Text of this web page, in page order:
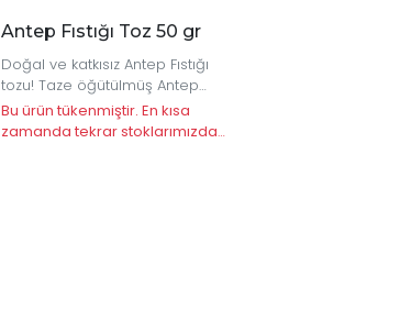
Antep Fıstığı Toz 50 gr
Doğal ve katkısız Antep Fıstığı
tozu! Taze öğütülmüş Antep
Fıstığı tozuyla tatlılarınıza ve
hamur işlerinize enfes bir lezzet
Bu ürün tükenmiştir. En kısa
zamanda tekrar stoklarımızda